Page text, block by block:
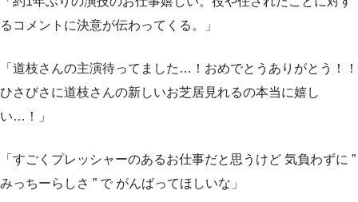
るコメントに決意が伝わってくる。」
「道枝さんの主演待ってました…！おめでとうありがとう！！
ひさびさに道枝さんの新しいお芝居見れるの本当に嬉し
い…！」
「すごくプレッシャーのあるお仕事だと思うけど 気負わずに ”
みっちーらしさ ” で がんばってほしいな」